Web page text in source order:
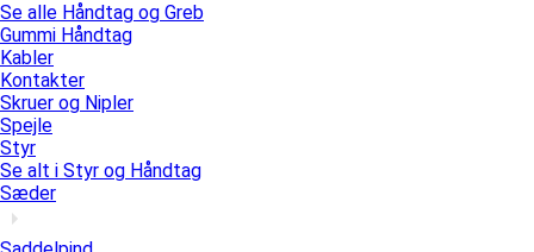
Se alle Håndtag og Greb
Gummi Håndtag
Kabler
Kontakter
Skruer og Nipler
Spejle
Styr
Se alt i Styr og Håndtag
Sæder